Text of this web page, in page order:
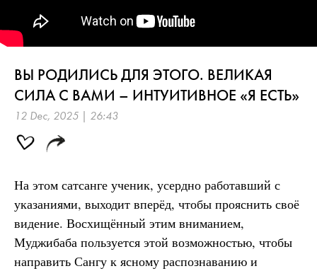
ВЫ РОДИЛИСЬ ДЛЯ ЭТОГО. ВЕЛИКАЯ
СИЛА С ВАМИ – ИНТУИТИВНОЕ «Я ЕСТЬ»
12 Dec, 2025 | 26:43
На этом сатсанге ученик, усердно работавший с
указаниями, выходит вперёд, чтобы прояснить своё
видение. Восхищённый этим вниманием,
Муджибаба пользуется этой возможностью, чтобы
направить Сангу к ясному распознаванию и